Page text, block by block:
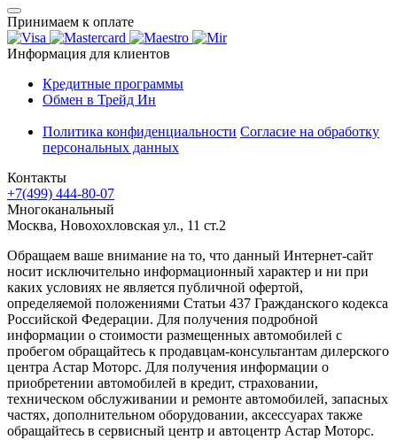
Принимаем к оплате
Информация для клиентов
Кредитные программы
Обмен в Трейд Ин
Политика конфиденциальности Согласие на обработку
персональных данных
Контакты
+7(499) 444-80-07
Многоканальный
Москва, Новохохловская ул., 11 ст.2
Обращаем ваше внимание на то, что данный Интернет-сайт
носит исключительно информационный характер и ни при
каких условиях не является публичной офертой,
определяемой положениями Статьи 437 Гражданского кодекса
Российской Федерации. Для получения подробной
информации о стоимости размещенных автомобилей с
пробегом обращайтесь к продавцам-консультантам дилерского
центра Астар Моторс. Для получения информации о
приобретении автомобилей в кредит, страховании,
техническом обслуживании и ремонте автомобилей, запасных
частях, дополнительном оборудовании, аксессуарах также
обращайтесь в сервисный центр и автоцентр Астар Моторс.